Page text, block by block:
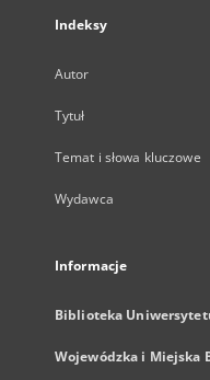
Indeksy
Autor
Tytuł
Temat i słowa kluczowe
Wydawca
Informacje
Biblioteka
Wojewódzka i Miejska